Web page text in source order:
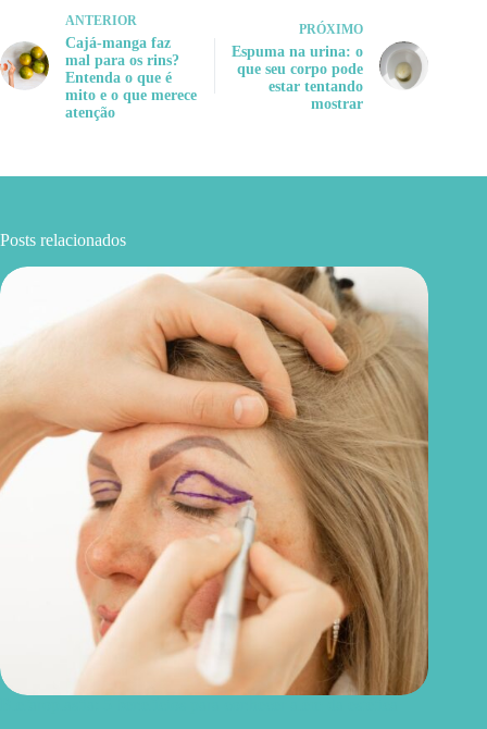
ANTERIOR
Cajá-manga faz
mal para os rins?
Entenda o que é
mito e o que merece
atenção
PRÓXIMO
Espuma na urina: o
que seu corpo pode
estar tentando
mostrar
Posts relacionados